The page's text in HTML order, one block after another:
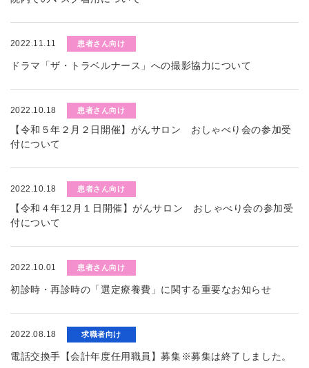
2022.11.11 患者さん向け
ドラマ「ザ・トラベルナース」への撮影協力について
2022.10.18 患者さん向け
【令和５年２月２日開催】がんサロン おしゃべり会の参加受
付について
2022.10.18 患者さん向け
【令和４年12月１日開催】がんサロン おしゃべり会の参加受
付について
2022.10.01 患者さん向け
初診時・再診時の「選定療養費」に関する重要なお知らせ
2022.08.18 求職者向け
電話交換手【会計年度任用職員】募集※募集は終了しました。